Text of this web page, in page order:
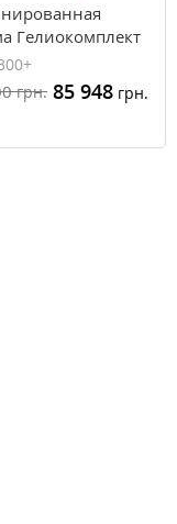
Гелиокомплект
грн. 85 948 грн.